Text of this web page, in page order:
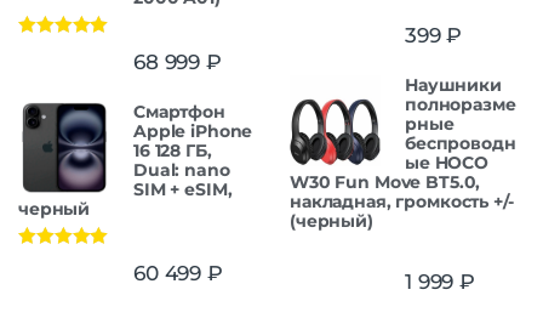
68 999 ₽
Смартфон
Apple iPhone
16 128 ГБ,
Dual: nano
SIM + eSIM,
черный
60 499 ₽
399₽
Наушники
полноразме
рные
беспроводн
ые HOCO
W30 Fun Move BT5.0,
накладная, громкость +/-
(черный)
1 999 ₽